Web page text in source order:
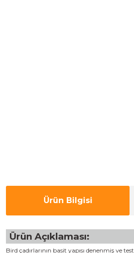
Ürün Bilgisi
Ürün Açıklaması:
Bird çadırlarının basit yapısı denenmiş